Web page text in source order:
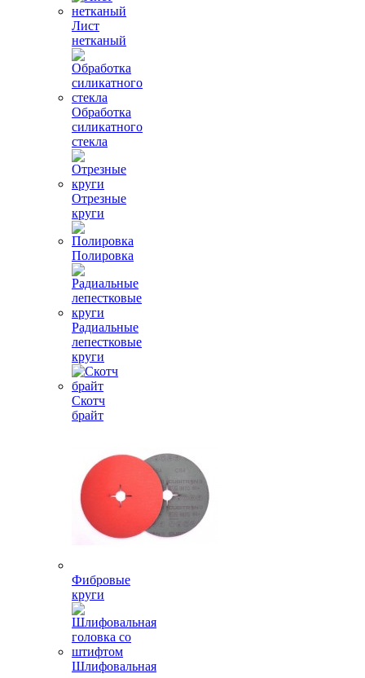
Лист
нетканый
Обработка
силикатного
стекла
Отрезные
круги
Полировка
Радиальные
лепестковые
круги
Скотч
брайт
Фибровые
круги
Шлифовальная